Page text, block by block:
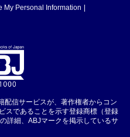
My Personal Information
配信サービスが、著作権者からコン
スであることを示す登録商標（登録
詳細、ABJマークを掲示しているサ